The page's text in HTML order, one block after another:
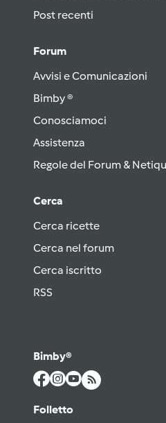
Post recenti
Forum
Avvisi e Comunicazioni
Bimby ®
Conosciamoci
Assistenza
Regole del Forum &
Cerca
Cerca ricette
Cerca nel forum
Cerca iscritto
RSS
Bimby®
Folletto